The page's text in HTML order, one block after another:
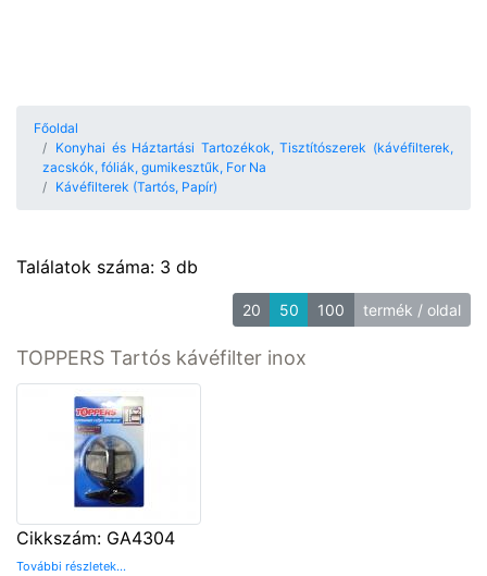
Főoldal
Konyhai és Háztartási Tartozékok, Tisztítószerek (kávéfilterek,
zacskók, fóliák, gumikesztűk, For Na
Kávéfilterek (Tartós, Papír)
Találatok száma: 3 db
20 50 100 termék / oldal
TOPPERS Tartós kávéfilter inox
Cikkszám: GA4304
További részletek...